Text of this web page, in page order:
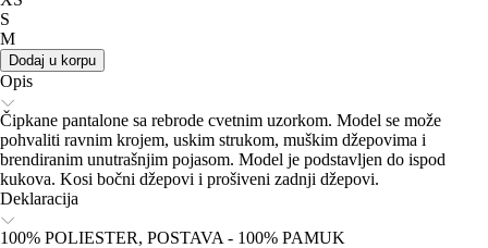
S
M
Dodaj u korpu
Opis
Čipkane pantalone sa rebrode cvetnim uzorkom. Model se može
pohvaliti ravnim krojem, uskim strukom, muškim džepovima i
brendiranim unutrašnjim pojasom. Model je podstavljen do ispod
kukova. Kosi bočni džepovi i prošiveni zadnji džepovi.
Deklaracija
100% POLIESTER, POSTAVA - 100% PAMUK